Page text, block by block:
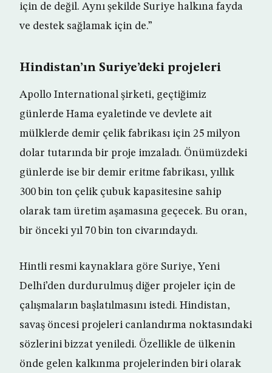
için de değil. Aynı şekilde Suriye halkına fayda
ve destek sağlamak için de.”
Hindistan’ın Suriye’deki projeleri
Apollo International şirketi, geçtiğimiz
günlerde Hama eyaletinde ve devlete ait
mülklerde demir çelik fabrikası için 25 milyon
dolar tutarında bir proje imzaladı. Önümüzdeki
günlerde ise bir demir eritme fabrikası, yıllık
300 bin ton çelik çubuk kapasitesine sahip
olarak tam üretim aşamasına geçecek. Bu oran,
bir önceki yıl 70 bin ton civarındaydı.
Hintli resmi kaynaklara göre Suriye, Yeni
Delhi’den durdurulmuş diğer projeler için de
çalışmaların başlatılmasını istedi. Hindistan,
savaş öncesi projeleri canlandırma noktasındaki
sözlerini bizzat yeniledi. Özellikle de ülkenin
önde gelen kalkınma projelerinden biri olarak